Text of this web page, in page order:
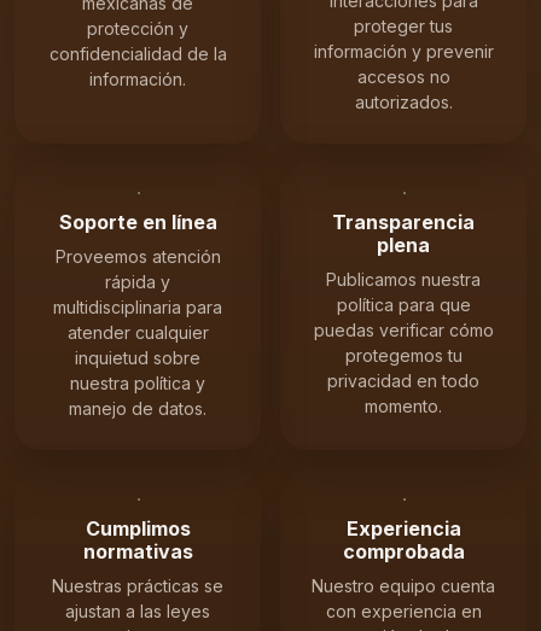
protección y
confidencialidad de la
información.
proteger tus
información y prevenir
accesos no
autorizados.
Soporte en línea
Proveemos atención
rápida y
multidisciplinaria para
atender cualquier
inquietud sobre
nuestra política y
manejo de datos.
Transparencia
plena
Publicamos nuestra
política para que
puedas verificar cómo
protegemos tu
privacidad en todo
momento.
Cumplimos
normativas
Nuestras prácticas se
ajustan a las leyes
Experiencia
comprobada
Nuestro equipo cuenta
con experiencia en